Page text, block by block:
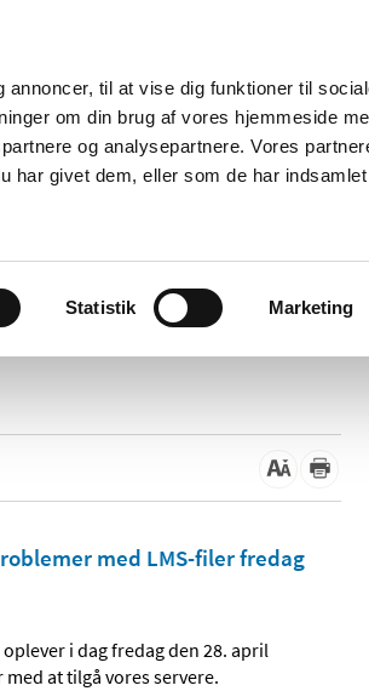
til at vise dig funktioner til
om din brug af vores hjemmeside
og analysepartnere. Vores
har givet dem, eller som de har
Statistik Marketing
Nyheder Om os Kontakt
og
Apoteker og salg af
med LMS-filer fredag
i dag fredag den 28. april
at tilgå vores servere.